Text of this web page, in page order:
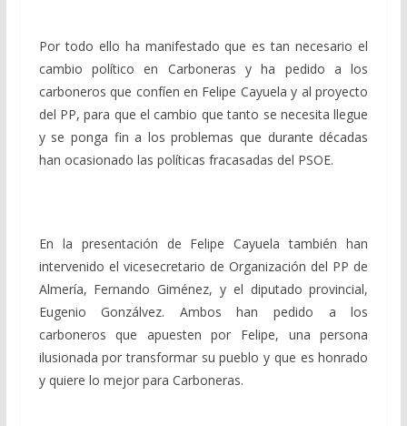
Por todo ello ha manifestado que es tan necesario el
cambio político en Carboneras y ha pedido a los
carboneros que confíen en Felipe Cayuela y al proyecto
del PP, para que el cambio que tanto se necesita llegue
y se ponga fin a los problemas que durante décadas
han ocasionado las políticas fracasadas del PSOE.
En la presentación de Felipe Cayuela también han
intervenido el vicesecretario de Organización del PP de
Almería, Fernando Giménez, y el diputado provincial,
Eugenio Gonzálvez. Ambos han pedido a los
carboneros que apuesten por Felipe, una persona
ilusionada por transformar su pueblo y que es honrado
y quiere lo mejor para Carboneras.